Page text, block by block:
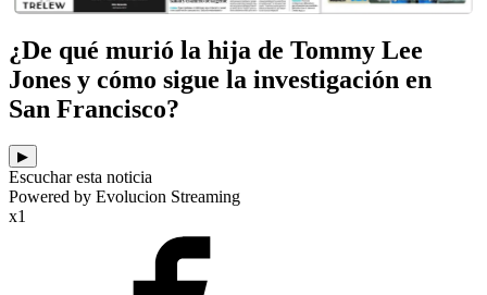
¿De qué murió la hija de Tommy Lee
Jones y cómo sigue la investigación en
San Francisco?
▶
Escuchar esta noticia
Powered by Evolucion Streaming
x1